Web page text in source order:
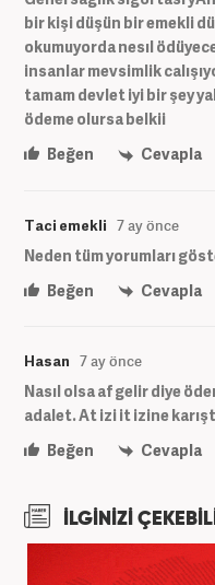
bir kişi düşün bir emekli
okumuyorda nesıl
insanlar mevsimlik
tamam devlet iyi bir şey
ödeme olursa belkii
Beğen
Cevapla
Taci emekli 7 ay önce
Neden tüm yorumları
Beğen
Cevapla
Hasan 7 ay önce
Nasıl olsa af gelir diye
adalet. At izi it izine
Beğen
Cevapla
İLGİNİZİ